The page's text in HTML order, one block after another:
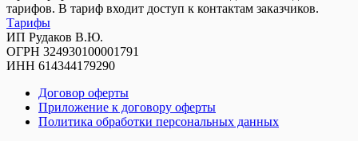
тарифов. В тариф входит доступ к контактам заказчиков.
Тарифы
ИП Рудаков В.Ю.
ОГРН 324930100001791
ИНН 614344179290
Договор оферты
Приложение к договору оферты
Политика обработки персональных данных